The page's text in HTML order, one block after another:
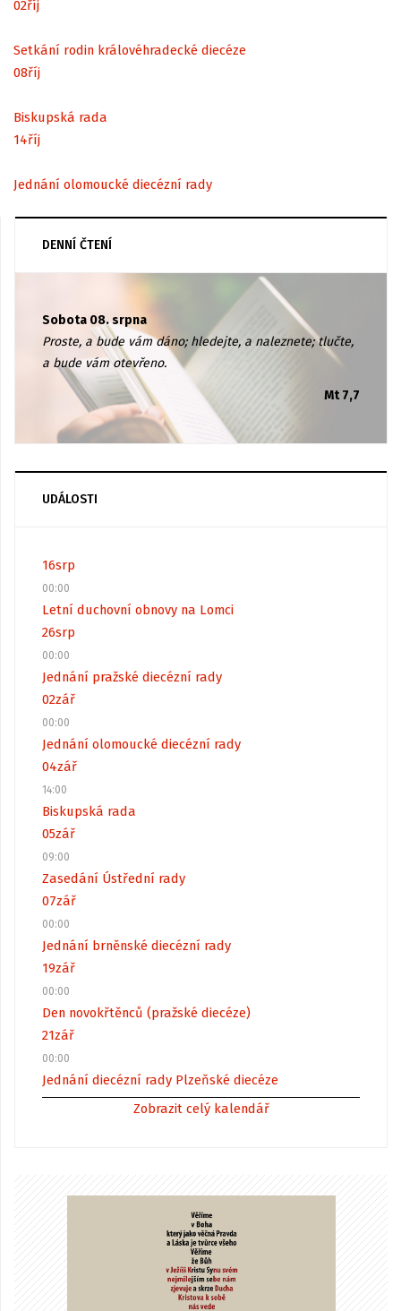
02říj
Setkání rodin královéhradecké diecéze
08říj
Biskupská rada
14říj
Jednání olomoucké diecézní rady
DENNÍ ČTENÍ
Sobota 08. srpna
Proste, a bude vám dáno; hledejte, a naleznete; tlučte,
a bude vám otevřeno.
Mt 7,7
UDÁLOSTI
16srp
00:00
Letní duchovní obnovy na Lomci
26srp
00:00
Jednání pražské diecézní rady
02zář
00:00
Jednání olomoucké diecézní rady
04zář
14:00
Biskupská rada
05zář
09:00
Zasedání Ústřední rady
07zář
00:00
Jednání brněnské diecézní rady
19zář
00:00
Den novokřtěnců (pražské diecéze)
21zář
00:00
Jednání diecézní rady Plzeňské diecéze
Zobrazit celý kalendář